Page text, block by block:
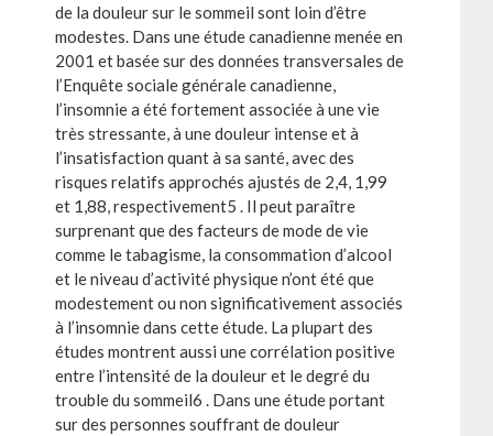
de la douleur sur le sommeil sont loin d’être
modestes. Dans une étude canadienne menée en
2001 et basée sur des données transversales de
l’Enquête sociale générale canadienne,
l’insomnie a été fortement associée à une vie
très stressante, à une douleur intense et à
l’insatisfaction quant à sa santé, avec des
risques relatifs approchés ajustés de 2,4, 1,99
et 1,88, respectivement5 . Il peut paraître
surprenant que des facteurs de mode de vie
comme le tabagisme, la consommation d’alcool
et le niveau d’activité physique n’ont été que
modestement ou non significativement associés
à l’insomnie dans cette étude. La plupart des
études montrent aussi une corrélation positive
entre l’intensité de la douleur et le degré du
trouble du sommeil6 . Dans une étude portant
sur des personnes souffrant de douleur